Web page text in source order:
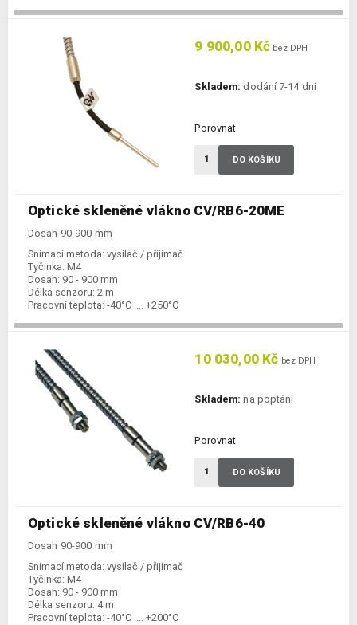
Optické skleněné vlákno CV/RB6-20ME
Dosah 90-900 mm
Snímací metoda: vysílač / přijímač
Tyčinka: M4
Dosah: 90 - 900 mm
Délka senzoru: 2 m
Pracovní teplota: -40°C .... +250°C
9 900,00 Kč bez DPH
Skladem: dodání 7-14 dní
Porovnat
DO KOŠÍKU
Optické skleněné vlákno CV/RB6-40
Dosah 90-900 mm
Snímací metoda: vysílač / přijímač
Tyčinka: M4
Dosah: 90 - 900 mm
Délka senzoru: 4 m
Pracovní teplota: -40°C .... +200°C
10 030,00 Kč bez DPH
Skladem: na poptání
Porovnat
DO KOŠÍKU